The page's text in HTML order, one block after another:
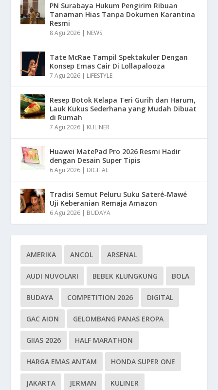
PN Surabaya Hukum Pengirim Ribuan
Tanaman Hias Tanpa Dokumen Karantina
Resmi
8 Agu 2026 | NEWS
Tate McRae Tampil Spektakuler Dengan
Konsep Emas Cair Di Lollapalooza
7 Agu 2026 | LIFESTYLE
Resep Botok Kelapa Teri Gurih dan Harum,
Lauk Kukus Sederhana yang Mudah Dibuat
di Rumah
7 Agu 2026 | KULINER
Huawei MatePad Pro 2026 Resmi Hadir
dengan Desain Super Tipis
6 Agu 2026 | DIGITAL
Tradisi Semut Peluru Suku Sateré-Mawé
Uji Keberanian Remaja Amazon
6 Agu 2026 | BUDAYA
AMERIKA ANCOL ARSENAL
AUDI NUVOLARI BEBEK KLUNGKUNG BOLA
BUDAYA COMPETITION 2026 DIGITAL
GAC AION GELOMBANG PANAS EROPA
GIIAS 2026 HALF MARATHON
HARGA EMAS ANTAM HONDA SUPER ONE
JAKARTA JERMAN KULINER